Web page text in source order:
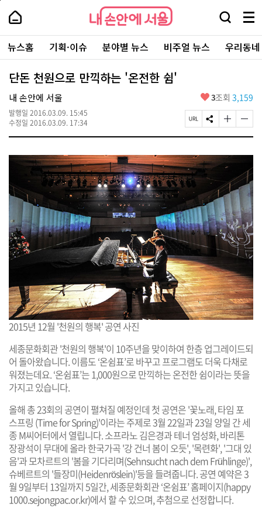
본
로
가
내
손
안
에
서
울
-
서
울
시
대
표
소
포
털
내
손
에
울
검
창
열
기
메
뉴
전
체
보
주
요
서
뉴스홈 기획·이슈 분야별 뉴스 비주얼 뉴스 우리동
단돈 천원으로 만끽하는 '온전한 쉼'
내 손안에 서울
발행일 2016.03.09. 15:45
수정일 2016.03.09. 17:34
좋
요
3조회 3,159
페
이
U
R
L
복
사
S
N
공
유
하
기
글
자
기
크
게
변
경
하
기
글
자
기
게
변
경
하
기
2015년 12월 '천원의 행복' 공연 사진
세종문화회관 '천원의 행복'이 10주년을 맞이하여 한층 업그레이드되
어 돌아왔습니다. 이름도 ‘온쉼표’로 바꾸고 프로그램도 더욱 다채로
워졌는데요. ‘온쉼표’는 1,000원으로 만끽하는 온전한 쉼이라는 뜻을
가지고 있습니다.
올해 총 23회의 공연이 펼쳐질 예정인데 첫 공연은 '꽃노래, 타임 포
스프링 (Time for Spring)'이라는 주제로 3월 22일과 23일 양일 간 세
종 M씨어터에서 열립니다. 소프라노 김은경과 테너 엄성화, 바리톤
장광석이 무대에 올라 한국가곡 '강 건너 봄이 오듯', '목련화', '그대 있
음'과 모차르트의 '봄을 기다리며(Sehnsucht nach dem Frühlinge)',
슈베르트의 '들장미(Heidenröslein)'등을 들려줍니다. 공연 예약은 3
월 9일부터 13일까지 5일간, 세종문화회관 ‘온쉼표’ 홈페이지(happy
1000.sejongpac.or.kr)에서 할 수 있으며, 추첨으로 선정합니다.
페
상
단
로